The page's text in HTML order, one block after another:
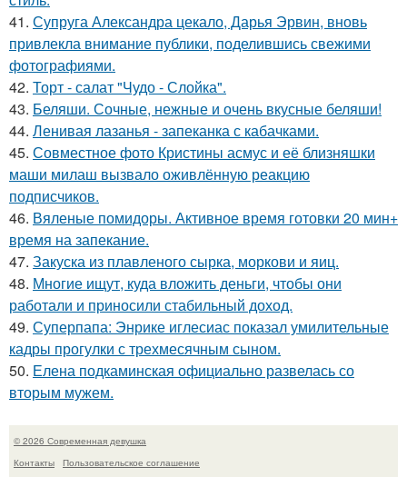
41. Супруга Александра цекало, Дарья Эрвин, вновь
привлекла внимание публики, поделившись свежими
фотографиями.
42. Торт - салат "Чудо - Слойка".
43. Беляши. Сочные, нежные и очень вкусные беляши!
44. Ленивая лазанья - запеканка с кабачками.
45. Совместное фото Кристины асмус и её близняшки
маши милаш вызвало оживлённую реакцию
подписчиков.
46. Вяленые помидоры. Активное время готовки 20 мин+
время на запекание.
47. Закуска из плавленого сырка, моркови и яиц.
48. Многие ищут, куда вложить деньги, чтобы они
работали и приносили стабильный доход.
49. Суперпапа: Энрике иглесиас показал умилительные
кадры прогулки с трехмесячным сыном.
50. Елена подкаминская официально развелась со
вторым мужем.
© 2026 Современная девушка
Контакты
Пользовательское соглашение